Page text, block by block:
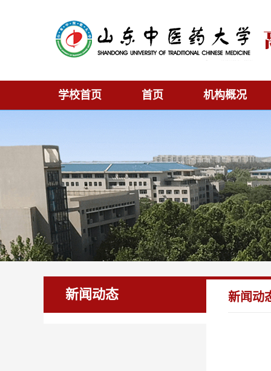
学校首页 首页 机构概况
新闻动态 新闻动